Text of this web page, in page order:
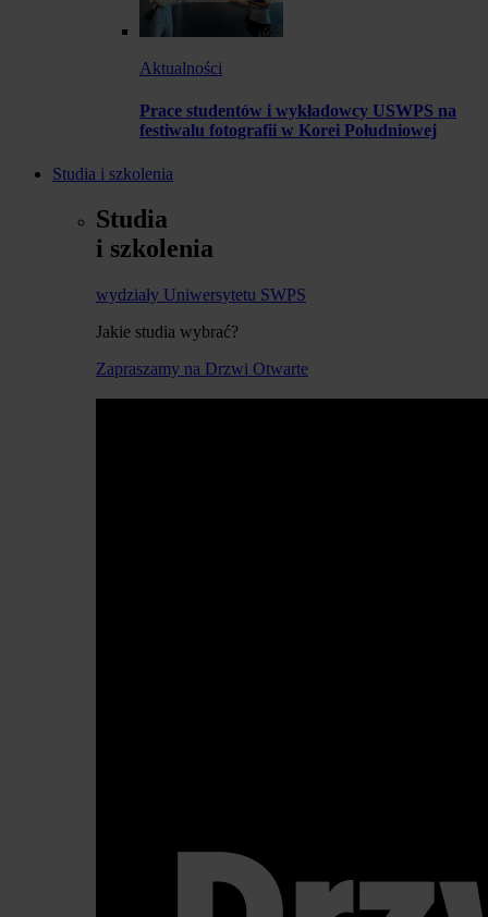
Aktualności
Prace studentów i wykładowcy USWPS na
festiwalu fotografii w Korei Południowej
Studia i szkolenia
Studia
i szkolenia
wydziały Uniwersytetu SWPS
Jakie studia wybrać?
Zapraszamy na Drzwi Otwarte